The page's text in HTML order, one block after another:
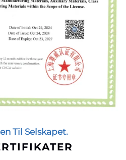
Til Selskapet.